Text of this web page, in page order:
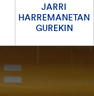
JARRI
HARREMANETAN
GUREKIN